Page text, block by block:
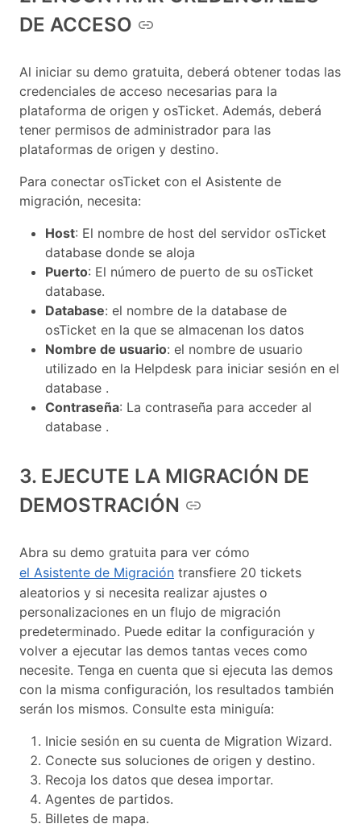
DE ACCESO
Al iniciar su demo gratuita, deberá obtener todas las
credenciales de acceso necesarias para la
plataforma de origen y osTicket. Además, deberá
tener permisos de administrador para las
plataformas de origen y destino.
Para conectar osTicket con el Asistente de
migración, necesita:
Host: El nombre de host del servidor osTicket
database donde se aloja
Puerto: El número de puerto de su osTicket
database.
Database: el nombre de la database de
osTicket en la que se almacenan los datos
Nombre de usuario: el nombre de usuario
utilizado en la Helpdesk para iniciar sesión en el
database .
Contraseña: La contraseña para acceder al
database .
3. EJECUTE LA MIGRACIÓN DE
DEMOSTRACIÓN
Abra su demo gratuita para ver cómo
el Asistente de Migración transfiere 20 tickets
aleatorios y si necesita realizar ajustes o
personalizaciones en un flujo de migración
predeterminado. Puede editar la configuración y
volver a ejecutar las demos tantas veces como
necesite. Tenga en cuenta que si ejecuta las demos
con la misma configuración, los resultados también
serán los mismos. Consulte esta miniguía:
Inicie sesión en su cuenta de Migration Wizard.
Conecte sus soluciones de origen y destino.
Recoja los datos que desea importar.
Agentes de partidos.
Billetes de mapa.